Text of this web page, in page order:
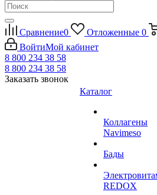
Сравнение0 Отложенные 0
ВойтиМой кабинет
8 800 234 38 58
8 800 234 38 58
Заказать звонок
Каталог
Коллагены
Navimeso
Бады
REDOX